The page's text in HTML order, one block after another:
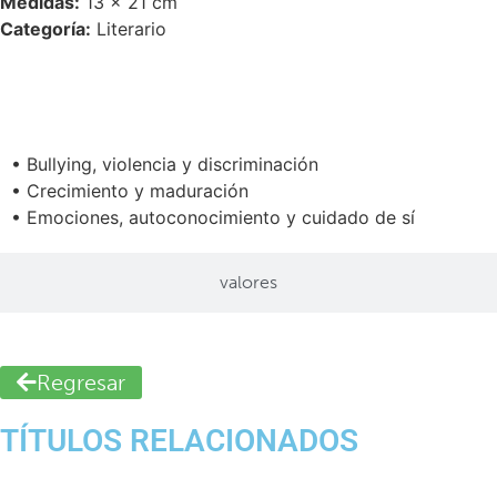
Categoría: Literario
valores
• Bullying, violencia y discriminación
• Crecimiento y maduración
• Emociones, autoconocimiento y cuidado de sí
Regresar
TÍTULOS RELACIONADOS